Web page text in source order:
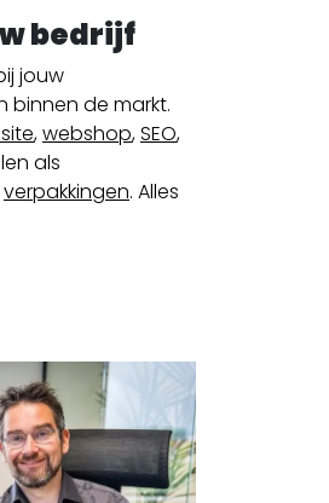
bedrijf
jouw
binnen de markt.
,webshop,SEO,
als
verpakkingen. Alles